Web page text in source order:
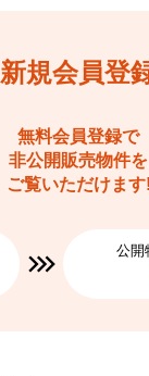
新規会員登
無料会員登録で
非公開販売物件を
ご覧いただけます!
公開